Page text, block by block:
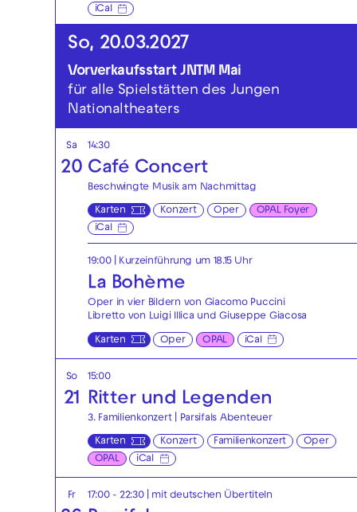
iCal
So, 20.03.2027
Vorverkaufsstart JNTM Mai
für alle Spielstätten des Jungen
Nationaltheaters
Sa
20
14:30
Café Concert
Beschwingte Musik am Nachmittag
Karten Konzert Oper
OPAL Foyer
iCal
19:00 | Kurzeinführung um 18.15 Uhr
La Bohème
Oper in vier Bildern von Giacomo Puccini
Libretto von Luigi Illica und Giuseppe Giacosa
Karten Oper OPAL iCal
So
21
15:00
Ritter und Legenden
3. Familienkonzert | Parsifals Abenteuer
Karten Konzert Familienkonzert
Oper
OPAL
iCal
Fr 17:00 - 22:30| mit deutschen Übertiteln